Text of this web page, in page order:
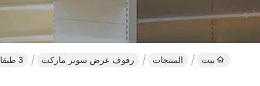
بيت المنتجات رفوف عرض سوبر ماركت 3 طبقات مزدوجة من جانب سوبر ماركت عرض رفوف رمادي Q195 الصلب